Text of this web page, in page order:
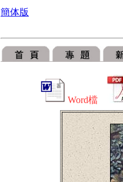
簡体版
Word檔